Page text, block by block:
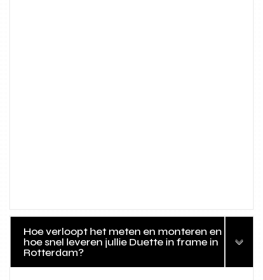
Hoe verloopt het meten en monteren en
hoe snel leveren jullie Duette in frame in
Rotterdam?